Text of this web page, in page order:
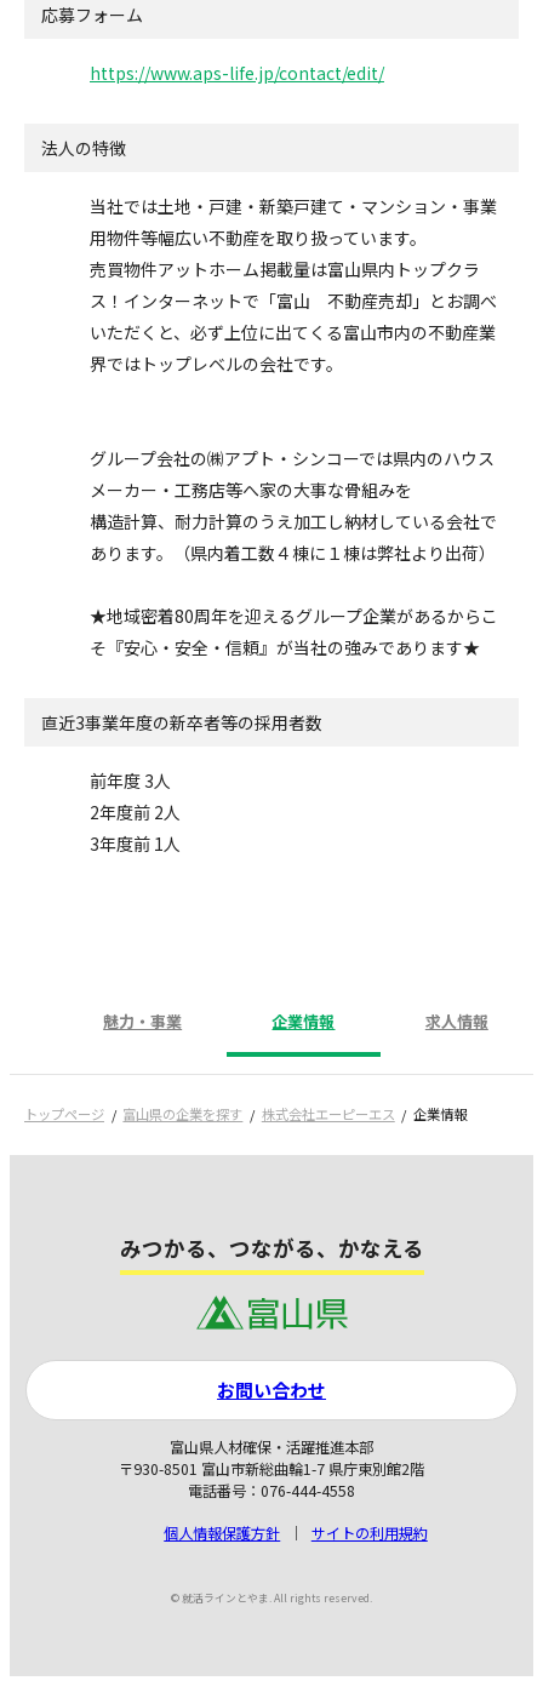
応募フォーム
https://www.aps-life.jp/contact/edit/
法人の特徴
当社では土地・戸建・新築戸建て・マンション・事業
用物件等幅広い不動産を取り扱っています。
売買物件アットホーム掲載量は富山県内トップクラ
ス！インターネットで「富山 不動産売却」とお調べ
いただくと、必ず上位に出てくる富山市内の不動産業
界ではトップレベルの会社です。
グループ会社の㈱アプト・シンコーでは県内のハウス
メーカー・工務店等へ家の大事な骨組みを
構造計算、耐力計算のうえ加工し納材している会社で
あります。（県内着工数４棟に１棟は弊社より出荷）
★地域密着80周年を迎えるグループ企業があるからこ
そ『安心・安全・信頼』が当社の強みであります★
直近3事業年度の新卒者等の採用者数
前年度 3人
2年度前 2人
3年度前 1人
魅力・事業 企業情報 求人情報
トップページ 富山県の企業を探す 株式会社エーピーエス 企業情報
みつかる、つながる、かなえる
富山県人材確保・活躍推進本部
〒930-8501 富山市新総曲輪1-7 県庁東別館2階
電話番号：076-444-4558
個人情報保護方針
サイトの利用規約
お問い合わせ
© 就活ラインとやま. All rights reserved.